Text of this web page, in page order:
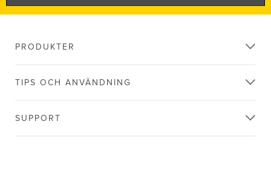
PRODUKTER
TIPS OCH ANVÄNDNING
SUPPORT